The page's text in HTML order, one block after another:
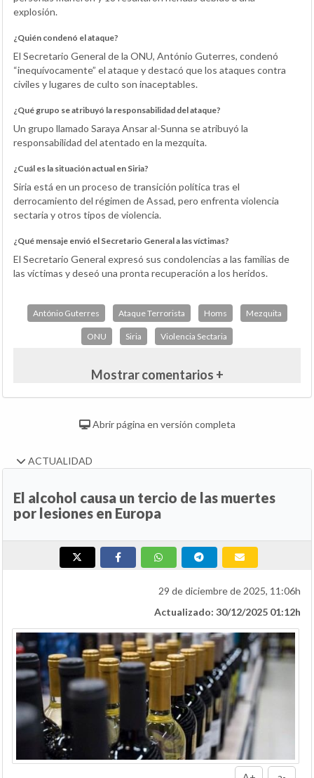
explosión.
¿Quién condenó el ataque?
El Secretario General de la ONU, António Guterres, condenó
“inequívocamente” el ataque y destacó que los ataques contra
civiles y lugares de culto son inaceptables.
¿Qué grupo se atribuyó la responsabilidad del ataque?
Un grupo llamado Saraya Ansar al-Sunna se atribuyó la
responsabilidad del atentado en la mezquita.
¿Cuál es la situación actual en Siria?
Siria está en un proceso de transición política tras el
derrocamiento del régimen de Assad, pero enfrenta violencia
sectaria y otros tipos de violencia.
¿Qué mensaje envió el Secretario General a las víctimas?
El Secretario General expresó sus condolencias a las familias de
las víctimas y deseó una pronta recuperación a los heridos.
António Guterres Ataque Terrorista Homs Mezquita
ONU Siria Violencia Sectaria
Mostrar comentarios +
Abrir página en versión completa
ACTUALIDAD
El alcohol causa un tercio de las muertes
por lesiones en Europa
29 de diciembre de 2025, 11:06h
Actualizado: 30/12/2025 01:12h